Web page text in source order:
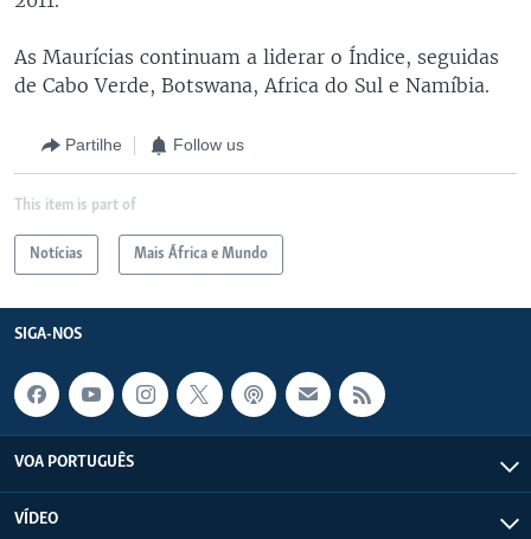
As Maurícias continuam a liderar o Índice, seguidas
de Cabo Verde, Botswana, Africa do Sul e Namíbia.
Partilhe Follow us
This item is part of
Notícias Mais África e Mundo
SIGA-NOS
VOA PORTUGUÊS
VÍDEO